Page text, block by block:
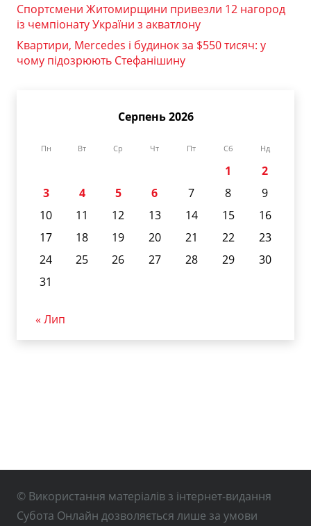
Спортсмени Житомирщини привезли 12 нагород
із чемпіонату України з акватлону
Квартири, Mercedes і будинок за $550 тисяч: у
чому підозрюють Стефанішину
Серпень 2026
Пн Вт Ср Чт Пт Сб Нд
1
2
3
4 5 6 7 8
9
10
11 12 13 14 15
16
17
18 19 20 21 22
23
24
25 26 27 28 29
30
31
« Лип
© Використання матеріалів з інтернет-видання
Субота Онлайн дозволяється лише за умови